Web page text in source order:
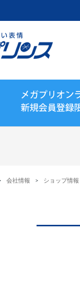
会社情報 ショップ情報